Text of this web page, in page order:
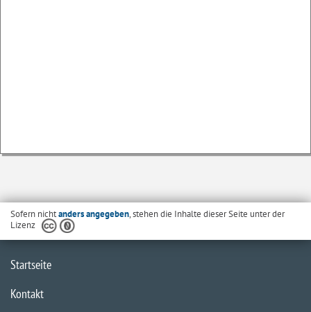
Sofern nichtanders angegeben, stehen die Inhalte dieser Seite unter der
Lizenz
Startseite
Kontakt